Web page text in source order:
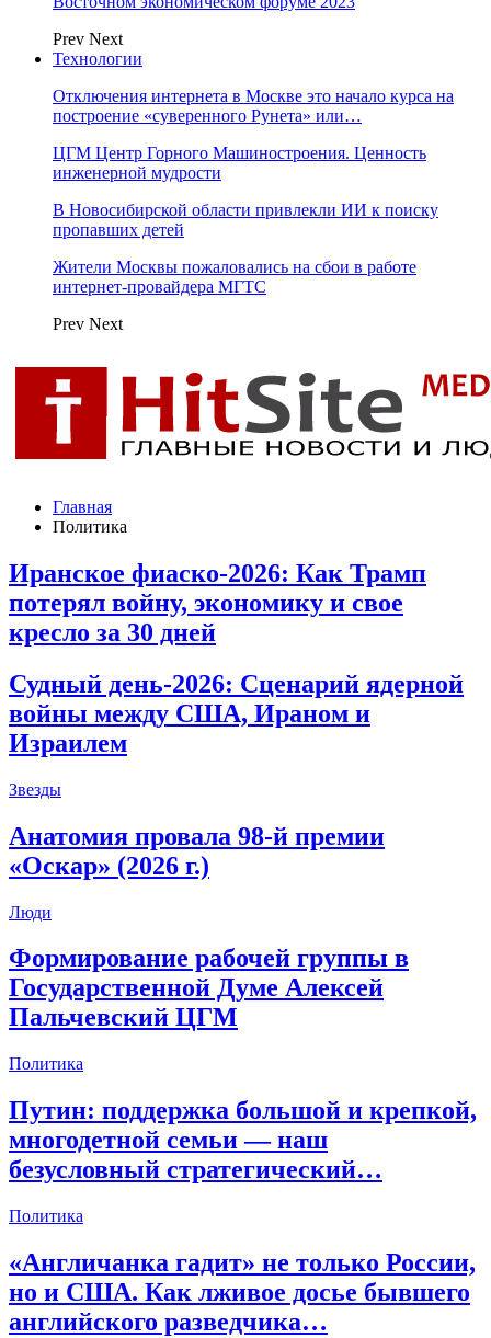
Prev Next
Технологии
Отключения интернета в Москве это начало курса на
построение «суверенного Рунета» или…
ЦГМ Центр Горного Машиностроения. Ценность
инженерной мудрости
В Новосибирской области привлекли ИИ к поиску
пропавших детей
Жители Москвы пожаловались на сбои в работе
интернет-провайдера МГТС
Prev Next
Главная
Политика
Иранское фиаско-2026: Как Трамп
потерял войну, экономику и свое
кресло за 30 дней
Судный день-2026: Сценарий ядерной
войны между США, Ираном и
Израилем
Звезды
Анатомия провала 98-й премии
«Оскар» (2026 г.)
Люди
Формирование рабочей группы в
Государственной Думе Алексей
Пальчевский ЦГМ
Политика
Путин: поддержка большой и крепкой,
многодетной семьи — наш
безусловный стратегический…
Политика
«Англичанка гадит» не только России,
но и США. Как лживое досье бывшего
английского разведчика…